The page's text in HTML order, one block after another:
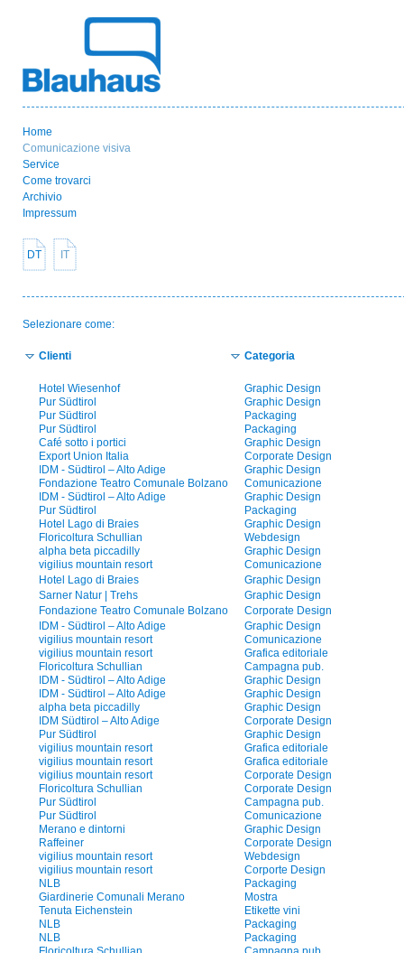
Home
Comunicazione visiva
Service
Come trovarci
Archivio
Impressum
DT IT
Selezionare come:
Clienti Categoria
Hotel Wiesenhof
Graphic Design
Pur Südtirol
Graphic Design
Pur Südtirol
Packaging
Pur Südtirol
Packaging
Café sotto i portici
Graphic Design
Export Union Italia
Corporate Design
IDM - Südtirol – Alto Adige
Graphic Design
Fondazione Teatro Comunale Bolzano
Comunicazione
IDM - Südtirol – Alto Adige
Graphic Design
Pur Südtirol
Packaging
Hotel Lago di Braies
Graphic Design
Floricoltura Schullian
Webdesign
alpha beta piccadilly
Graphic Design
vigilius mountain resort
Comunicazione
Hotel Lago di Braies
Graphic Design
Sarner Natur | Trehs
Graphic Design
Fondazione Teatro Comunale Bolzano
Corporate Design
IDM - Südtirol – Alto Adige
Graphic Design
vigilius mountain resort
Comunicazione
vigilius mountain resort
Grafica editoriale
Floricoltura Schullian
Campagna pub.
IDM - Südtirol – Alto Adige
Graphic Design
IDM - Südtirol – Alto Adige
Graphic Design
alpha beta piccadilly
Graphic Design
IDM Südtirol – Alto Adige
Corporate Design
Pur Südtirol
Graphic Design
vigilius mountain resort
Grafica editoriale
vigilius mountain resort
Grafica editoriale
vigilius mountain resort
Corporate Design
Floricoltura Schullian
Corporate Design
Pur Südtirol
Campagna pub.
Pur Südtirol
Comunicazione
Merano e dintorni
Graphic Design
Raffeiner
Corporate Design
vigilius mountain resort
Webdesign
vigilius mountain resort
Corporte Design
NLB
Packaging
Giardinerie Comunali Merano
Mostra
Tenuta Eichenstein
Etikette vini
NLB
Packaging
NLB
Packaging